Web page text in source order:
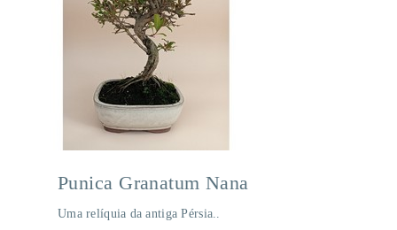
Punica Granatum Nana
Uma relíquia da antiga Pérsia..